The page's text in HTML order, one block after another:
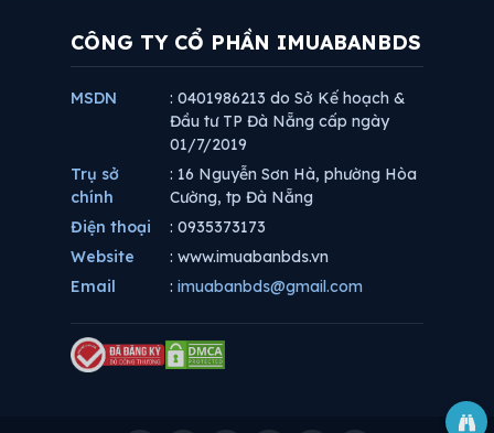
CÔNG TY CỔ PHẦN IMUABANBDS
MSDN
: 0401986213 do Sở Kế hoạch &
Đầu tư TP Đà Nẵng cấp ngày
01/7/2019
Trụ sở
chính
: 16 Nguyễn Sơn Hà, phường Hòa
Cường, tp Đà Nẵng
Điện thoại
: 0935373173
Website
: www.imuabanbds.vn
Email
: imuabanbds@gmail.com